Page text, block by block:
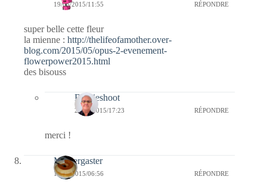
19/05/2015/11:55 RÉPONDRE
super belle cette fleur
la mienne : http://thelifeofamother.over-
blog.com/2015/05/opus-2-evenement-
flowerpower2015.html
des bisouss
Bernieshoot
24/05/2015/17:23 RÉPONDRE
merci !
Messergaster
19/05/2015/06:56 RÉPONDRE